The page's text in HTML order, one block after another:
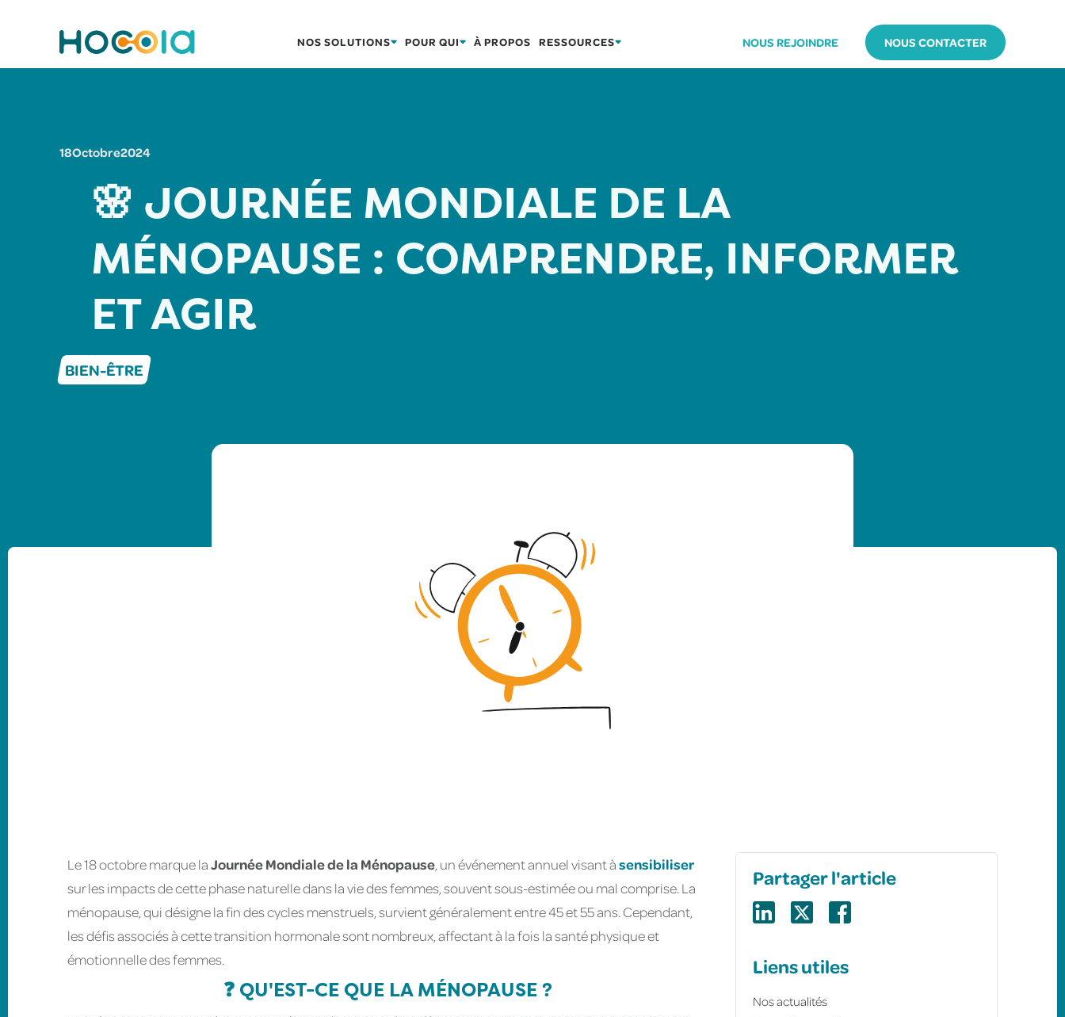
NOS SOLUTIONS POUR QUI À PROPOS RESSOURCES NOUS REJOINDRE NOUS CONTACTER
18Octobre2024
🌸 JOURNÉE MONDIALE DE LA
MÉNOPAUSE : COMPRENDRE, INFORMER
ET AGIR
BIEN-ÊTRE
Le 18 octobre marque laJournée Mondiale de la Ménopause, un événement annuel visant àsensibiliser
sur les impacts de cette phase naturelle dans la vie des femmes, souvent sous-estimée ou mal comprise. La
ménopause, qui désigne la fin des cycles menstruels, survient généralement entre 45 et 55 ans. Cependant,
les défis associés à cette transition hormonale sont nombreux, affectant à la fois la santé physique et
émotionnelle des femmes.
❓ QU'EST-CE QUE LA MÉNOPAUSE ?
Partager l'article
Liens utiles
Nos actualités